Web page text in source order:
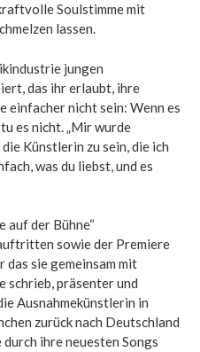
Soulstimme mit
lassen.
jungen
das ihr erlaubt, ihre
einfacher nicht sein: Wenn es
es nicht. „Mir wurde
Künstlerin zu sein, die ich
was du liebst, und es
auf der Bühne“
sowie der Premiere
das sie gemeinsam mit
schrieb, präsenter und
Ausnahmekünstlerin in
zurück nach Deutschland
durch ihre neuesten Songs